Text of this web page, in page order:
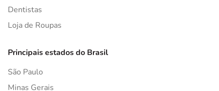
Dentistas
Loja de Roupas
Principais estados do Brasil
São Paulo
Minas Gerais